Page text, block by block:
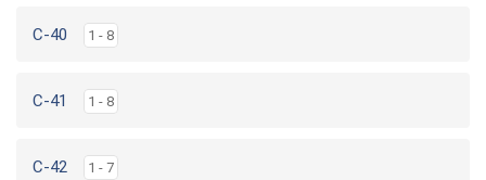
C-40 1 - 8
C-41 1 - 8
C-42 1 - 7